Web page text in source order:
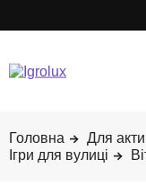
Для
Ігри для вулиці